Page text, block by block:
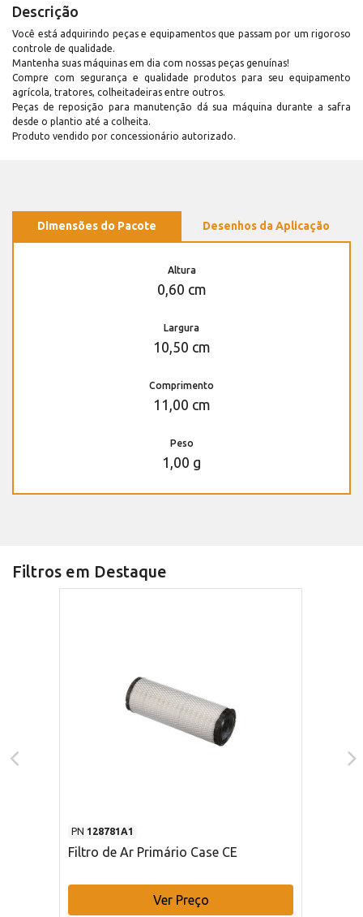
Descrição
Você está adquirindo peças e equipamentos que passam por um rigoroso
controle de qualidade.
Mantenha suas máquinas em dia com nossas peças genuínas!
Compre com segurança e qualidade produtos para seu equipamento
agrícola, tratores, colheitadeiras entre outros.
Peças de reposição para manutenção dá sua máquina durante a safra
desde o plantio até a colheita.
Produto vendido por concessionário autorizado.
Dimensões do Pacote Desenhos da Aplicação
Altura
0,60 cm
Largura
10,50 cm
Comprimento
11,00 cm
Peso
1,00 g
Filtros em Destaque
PN 128781A1
Filtro de Ar Primário Case CE
Ver Preço